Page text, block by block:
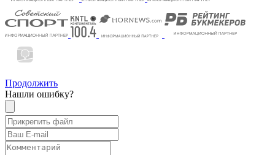
Продолжить
Нашли ошибку?